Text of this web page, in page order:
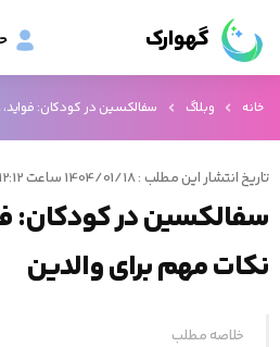
گهوارک
خانه وبلاگ سفالکسین در کودکان:
تاریخ انتشار این مطلب : 1404/01/18 ساعت 21:12:12
سفالکسین در کودکان:
نکات مهم برای والدین
خلاصه مطلب